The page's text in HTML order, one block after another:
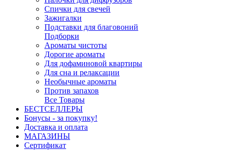
Спички для свечей
Зажигалки
Подставки для благовоний
Подборки
Ароматы чистоты
Дорогие ароматы
Для дофаминовой квартиры
Для сна и релаксации
Необычные ароматы
Против запахов
Все Товары
БЕСТСЕЛЛЕРЫ
Бонусы - за покупку!
Доставка и оплата
МАГАЗИНЫ
Cертификат